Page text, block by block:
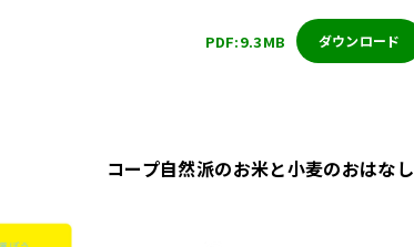
PDF:9.3MB ダウンロード
コープ自然派のお米と小麦のおはなし